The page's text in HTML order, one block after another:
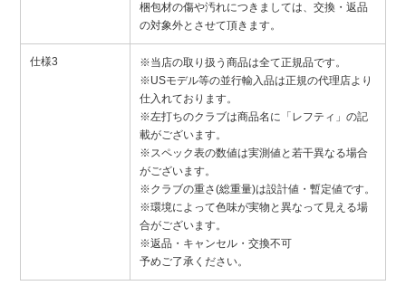
梱包材の傷や汚れにつきましては、交換・返品
の対象外とさせて頂きます。
仕様3
※当店の取り扱う商品は全て正規品です。
※USモデル等の並行輸入品は正規の代理店より
仕入れております。
※左打ちのクラブは商品名に「レフティ」の記
載がございます。
※スペック表の数値は実測値と若干異なる場合
がございます。
※クラブの重さ(総重量)は設計値・暫定値です。
※環境によって色味が実物と異なって見える場
合がございます。
※返品・キャンセル・交換不可
予めご了承ください。